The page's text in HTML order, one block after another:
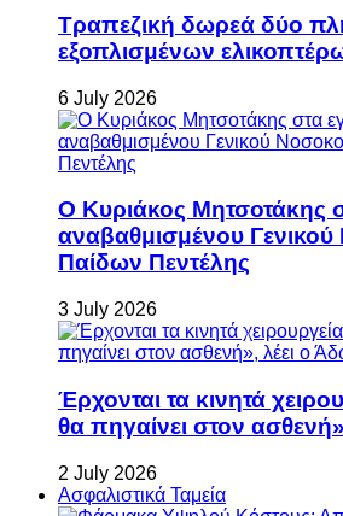
Τραπεζική δωρεά δύο
εξοπλισμένων
6 July 2026
Ο Κυριάκος Μητσοτάκης
αναβαθμισμένου
Παίδων Πεντέλης
3 July 2026
Έρχονται τα κινητά
θα πηγαίνει στον
2 July 2026
Ασφαλιστικά Ταμεία